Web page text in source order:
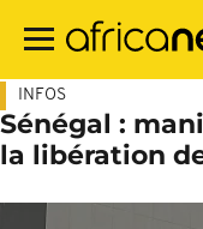
contenu
INFOS
Sénégal :
la libération